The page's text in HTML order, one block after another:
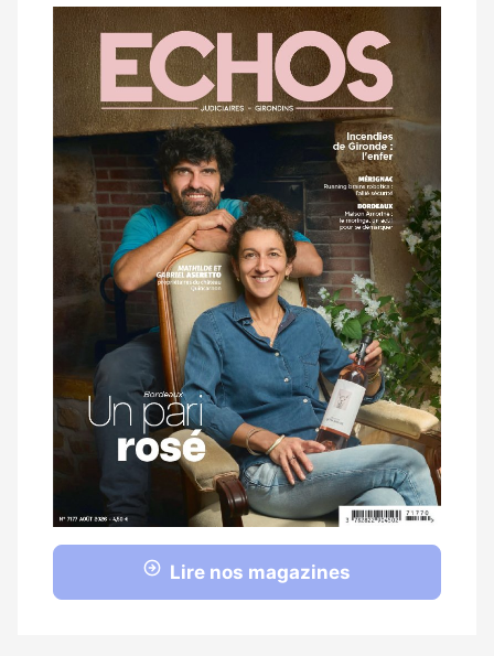
aux
abonnés
Notre
dernier
magazine
Lire nos magazines